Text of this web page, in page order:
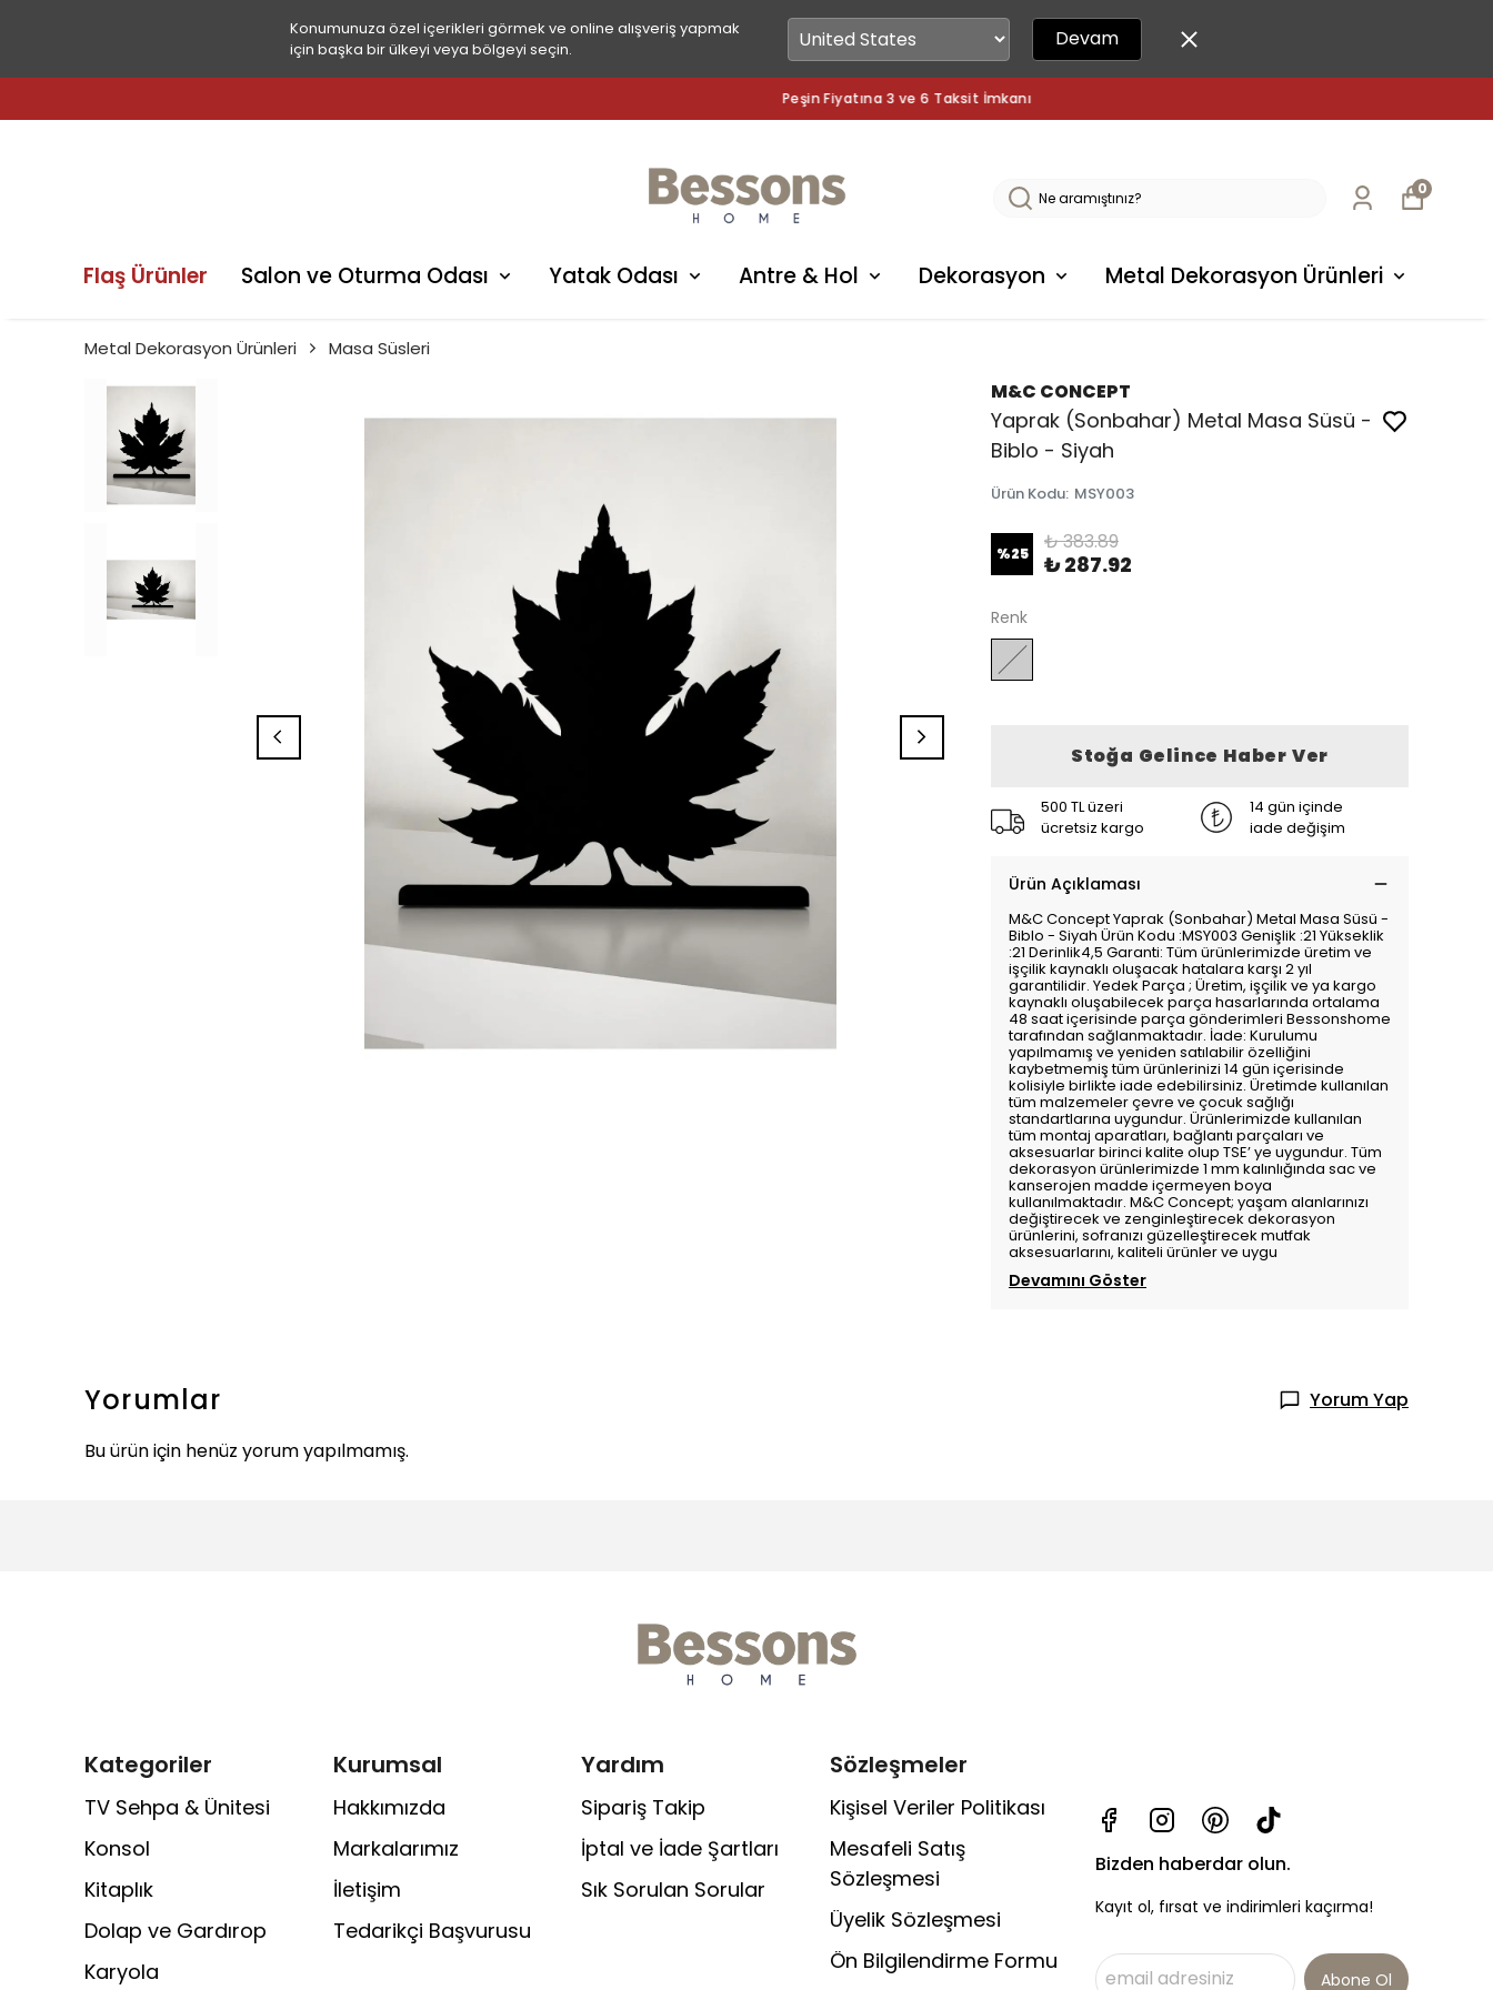
Konumunuza özel içerikleri görmek ve online alışveriş yapmak
için başka bir ülkeyi veya bölgeyi seçin.
Devam
Peşin Fiyatına 3 ve 6 Taksit İmkanı
Flaş Ürünler Salon ve Oturma Odası Yatak Odası Antre & Hol Dekorasyon Metal Dekorasyon Ürünleri
0
Metal Dekorasyon Ürünleri Masa Süsleri
M&C CONCEPT
Yaprak (Sonbahar) Metal Masa Süsü -
Biblo - Siyah
Ürün Kodu: MSY003
%25 ₺ 383.89
₺ 287.92
Renk
Stoğa Gelince Haber Ver
500 TL üzeri
ücretsiz kargo
14 gün içinde
iade değişim
Ürün Açıklaması
M&C Concept Yaprak (Sonbahar) Metal Masa Süsü -
Biblo - Siyah Ürün Kodu :MSY003 Genişlik :21 Yükseklik
:21 Derinlik4,5 Garanti: Tüm ürünlerimizde üretim ve
işçilik kaynaklı oluşacak hatalara karşı 2 yıl
garantilidir. Yedek Parça ; Üretim, işçilik ve ya kargo
kaynaklı oluşabilecek parça hasarlarında ortalama
48 saat içerisinde parça gönderimleri Bessonshome
tarafından sağlanmaktadır. İade: Kurulumu
yapılmamış ve yeniden satılabilir özelliğini
kaybetmemiş tüm ürünlerinizi 14 gün içerisinde
kolisiyle birlikte iade edebilirsiniz. Üretimde kullanılan
tüm malzemeler çevre ve çocuk sağlığı
standartlarına uygundur. Ürünlerimizde kullanılan
tüm montaj aparatları, bağlantı parçaları ve
aksesuarlar birinci kalite olup TSE’ ye uygundur. Tüm
dekorasyon ürünlerimizde 1 mm kalınlığında sac ve
kanserojen madde içermeyen boya
kullanılmaktadır. M&C Concept; yaşam alanlarınızı
değiştirecek ve zenginleştirecek dekorasyon
ürünlerini, sofranızı güzelleştirecek mutfak
aksesuarlarını, kaliteli ürünler ve uygu
Devamını Göster
Yorumlar
Yorum Yap
Bu ürün için henüz yorum yapılmamış.
Kategoriler
TV Sehpa & Ünitesi
Konsol
Kitaplık
Dolap ve Gardırop
Karyola
Kurumsal
Hakkımızda
Markalarımız
İletişim
Tedarikçi Başvurusu
Yardım
Sipariş Takip
İptal ve İade Şartları
Sık Sorulan Sorular
Sözleşmeler
Kişisel Veriler Politikası
Mesafeli Satış
Sözleşmesi
Üyelik Sözleşmesi
Ön Bilgilendirme Formu
Bizden haberdar olun.
Kayıt ol, fırsat ve indirimleri kaçırma!
Abone Ol